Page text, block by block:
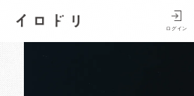
イロドリ
ログイン